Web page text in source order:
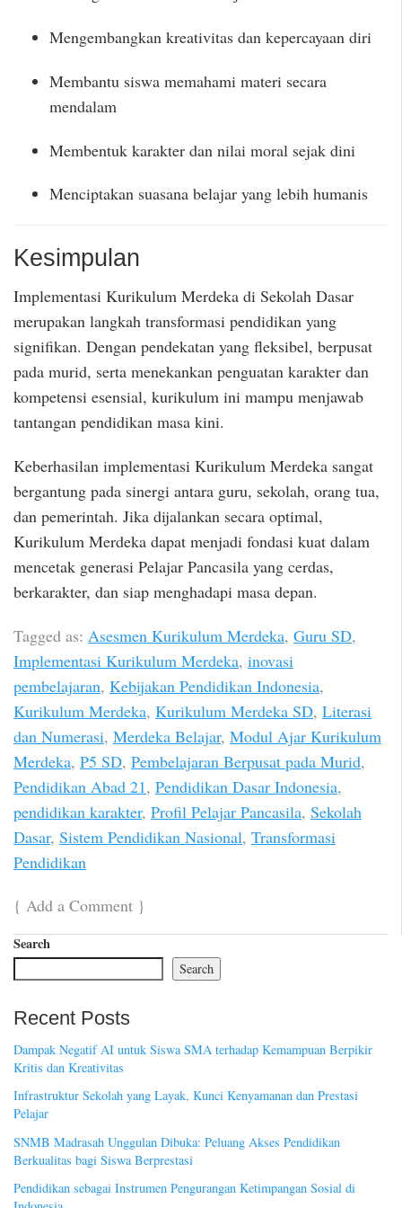
Mengembangkan kreativitas dan kepercayaan diri
Membantu siswa memahami materi secara
mendalam
Membentuk karakter dan nilai moral sejak dini
Menciptakan suasana belajar yang lebih humanis
Kesimpulan
Implementasi Kurikulum Merdeka di Sekolah Dasar
merupakan langkah transformasi pendidikan yang
signifikan. Dengan pendekatan yang fleksibel, berpusat
pada murid, serta menekankan penguatan karakter dan
kompetensi esensial, kurikulum ini mampu menjawab
tantangan pendidikan masa kini.
Keberhasilan implementasi Kurikulum Merdeka sangat
bergantung pada sinergi antara guru, sekolah, orang tua,
dan pemerintah. Jika dijalankan secara optimal,
Kurikulum Merdeka dapat menjadi fondasi kuat dalam
mencetak generasi Pelajar Pancasila yang cerdas,
berkarakter, dan siap menghadapi masa depan.
Tagged as: Asesmen Kurikulum Merdeka, Guru SD,
Implementasi Kurikulum Merdeka, inovasi
pembelajaran, Kebijakan Pendidikan Indonesia,
Kurikulum Merdeka, Kurikulum Merdeka SD, Literasi
dan Numerasi, Merdeka Belajar, Modul Ajar Kurikulum
Merdeka, P5 SD, Pembelajaran Berpusat pada Murid,
Pendidikan Abad 21, Pendidikan Dasar Indonesia,
pendidikan karakter, Profil Pelajar Pancasila, Sekolah
Dasar, Sistem Pendidikan Nasional, Transformasi
Pendidikan
{ Add a Comment }
Search
Search
Recent Posts
Dampak Negatif AI untuk Siswa SMA terhadap Kemampuan Berpikir
Kritis dan Kreativitas
Infrastruktur Sekolah yang Layak, Kunci Kenyamanan dan Prestasi
Pelajar
SNMB Madrasah Unggulan Dibuka: Peluang Akses Pendidikan
Berkualitas bagi Siswa Berprestasi
Pendidikan sebagai Instrumen Pengurangan Ketimpangan Sosial di